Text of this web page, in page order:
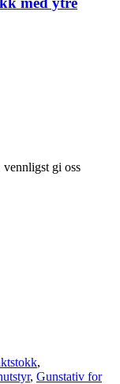
vennligst gi oss
,
, Gunstativ for